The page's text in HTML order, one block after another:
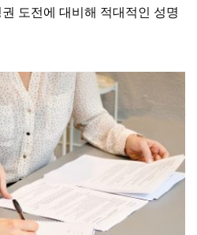
도전에 대비해 적대적인 성명